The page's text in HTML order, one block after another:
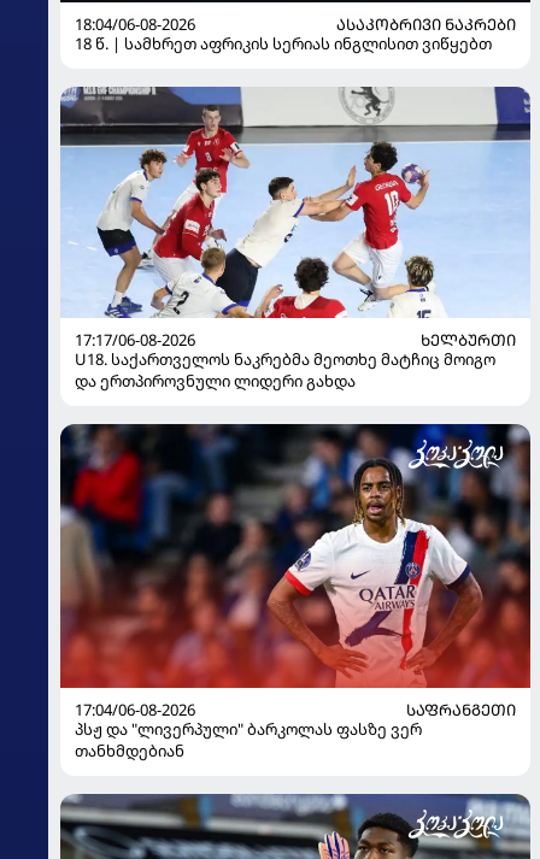
18:04/06-08-2026
ᲐᲡᲐᲙᲝᲑᲠᲘᲕᲘ ᲜᲐᲙᲠᲔᲑᲘ
18 წ. | სამხრეთ აფრიკის სერიას ინგლისით ვიწყებთ
17:17/06-08-2026
ᲮᲔᲚᲑᲣᲠᲗᲘ
U18. საქართველოს ნაკრებმა მეოთხე მატჩიც მოიგო
და ერთპიროვნული ლიდერი გახდა
17:04/06-08-2026
ᲡᲐᲤᲠᲐᲜᲒᲔᲗᲘ
პსჟ და "ლივერპული" ბარკოლას ფასზე ვერ
თანხმდებიან